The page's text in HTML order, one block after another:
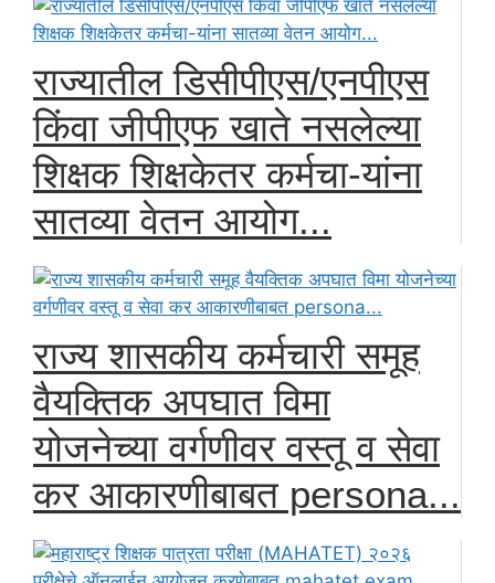
राज्यातील डिसीपीएस/एनपीएस
किंवा जीपीएफ खाते नसलेल्या
शिक्षक शिक्षकेतर कर्मचा-यांना
सातव्या वेतन आयोग...
राज्य शासकीय कर्मचारी समूह
वैयक्तिक अपघात विमा
योजनेच्या वर्गणीवर वस्तू व सेवा
कर आकारणीबाबत persona...